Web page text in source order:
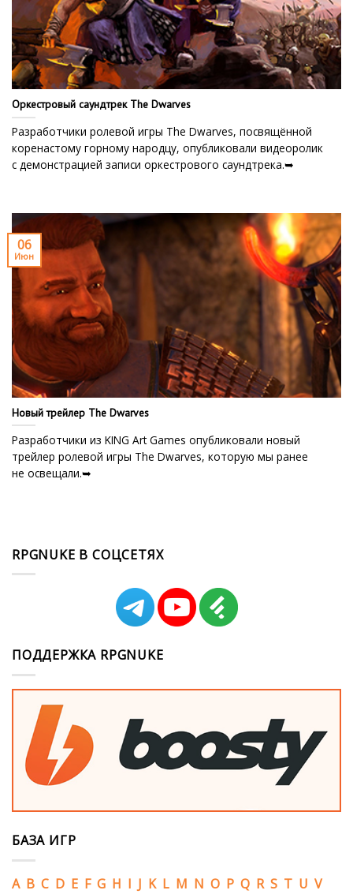
Оркестровый саундтрек The Dwarves
Разработчики ролевой игры The Dwarves, посвящённой
коренастому горному народцу, опубликовали видеоролик
с демонстрацией записи оркестрового саундтрека.➥
Новый трейлер The Dwarves
Разработчики из KING Art Games опубликовали новый
трейлер ролевой игры The Dwarves, которую мы ранее
не освещали.➥
06
Июн
RPGNUKE В СОЦСЕТЯХ
ПОДДЕРЖКА RPGNUKE
БАЗА ИГР
A B C D E F G H I J K L M N O P Q R S T U V